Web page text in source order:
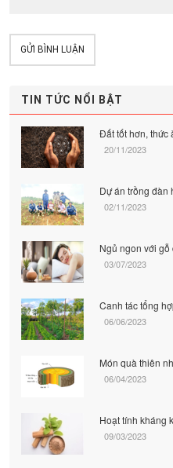
GỬI BÌNH LUẬN
TIN TỨC NỔI BẬT
Đất tốt hơn, thức
20/11/2023
Dự án trồng đàn
02/11/2023
Ngủ ngon với gỗ
03/07/2023
Canh tác tổng
06/06/2023
Món quà thiên
06/04/2023
Hoạt tính kháng
09/03/2023